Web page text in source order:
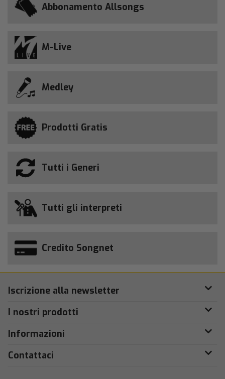
Abbonamento Allsongs
M-Live
Medley
Prodotti Gratis
Tutti i Generi
Tutti gli interpreti
Credito Songnet
Iscrizione alla newsletter
I nostri prodotti
Informazioni
Contattaci